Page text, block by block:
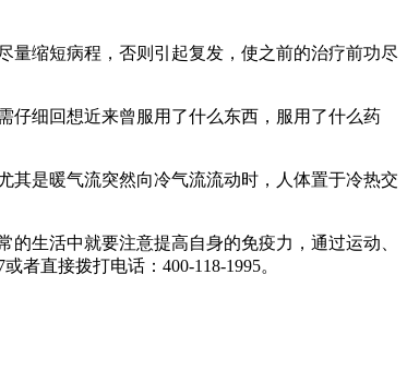
量缩短病程，否则引起复发，使之前的治疗前功尽
仔细回想近来曾服用了什么东西，服用了什么药
其是暖气流突然向冷气流流动时，人体置于冷热交
生活中就要注意提高自身的免疫力，通过运动、
者直接拨打电话：400-118-1995。